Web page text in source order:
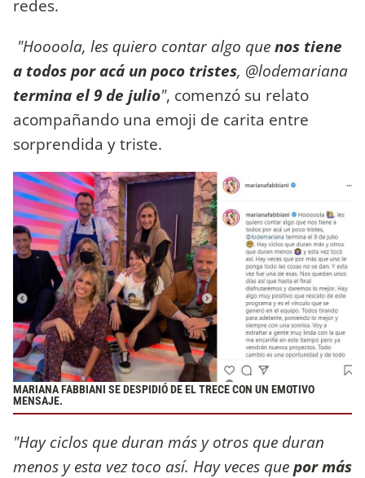
redes.
"Hoooola, les quiero contar algo quenos tiene
a todos por acá un poco tristes, @lodemariana
termina el 9 de julio", comenzó su relato
acompañando una emoji de carita entre
sorprendida y triste.
MARIANA FABBIANI SE DESPIDIÓ DE EL TRECE CON UN EMOTIVO
MENSAJE.
"Hay ciclos que duran más y otros que duran
menos y esta vez toco así. Hay veces quepor más